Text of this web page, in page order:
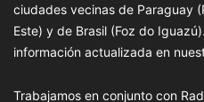
ciudades vecinas de Paraguay
Este) y de Brasil (Foz do
información actualizada en
Trabajamos en conjunto con